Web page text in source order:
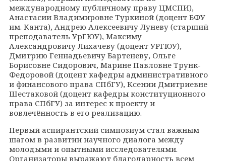
международному публичному праву ЦМСПИ),
Анастасии Владимировне Туркиной (доцент БФУ
им. Канта), Андрею Алексеевичу Луневу (старший
преподаватель УрГЮУ), Максиму
Александровичу Лихачеву (доцент УРГЮУ),
Дмитрию Геннадьевичу Бартеневу, Ольге
Борисовне Сидорович, Марине Павловне Трунк-
Федоровой (доцент кафедры административного
и финансового права СПбГУ), Ксении Дмитриевне
Шестаковой (доцент кафедры конституционного
права СПбГУ) за интерес к проекту и
вовлечённость в его реализацию.
Первый аспирантский симпозиум стал важным
шагом в развитии научного диалога между
молодыми и опытными исследователями.
Организаторы выражают благодарность всем